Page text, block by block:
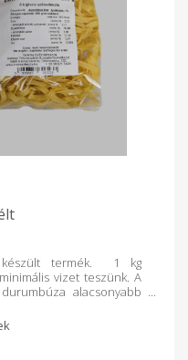
készült termék. 1 kg
vizet teszünk. A
alacsonyabb
és jobban megőrzi
lisztből készült